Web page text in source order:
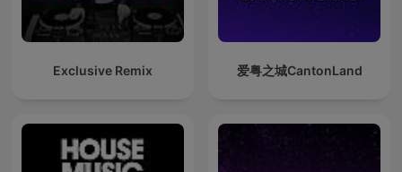
Exclusive Remix 爱粤之城CantonLand